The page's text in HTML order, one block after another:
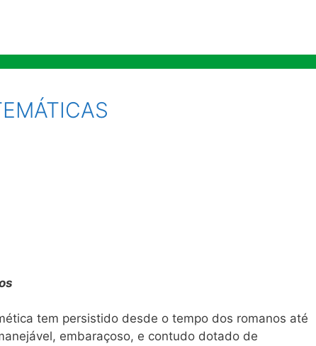
tem persistido desde o tempo dos romanos até
embaraçoso, e contudo dotado de